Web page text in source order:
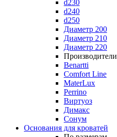
d230
d240
d250
Диаметр 200
Диаметр 210
Диаметр 220
Производители
Benartti
Comfort Line
MaterLux
Perrino
Виртуоз
Димакс
Сонум
Основания для кроватей